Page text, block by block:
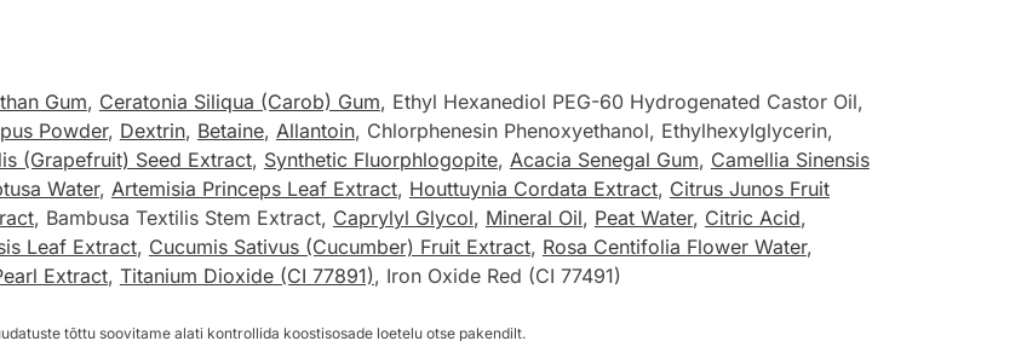
Gum, Ceratonia Siliqua (Carob) Gum, Ethyl Hexanediol PEG-60 Hydrogenated Castor Oil,
Powder, Dextrin, Betaine, Allantoin, Chlorphenesin Phenoxyethanol, EthylhexyIglycerin,
(Grapefruit) Seed Extract, Synthetic Fluorphlogopite, Acacia Senegal Gum, Camellia Sinensis
Water, Artemisia Princeps Leaf Extract, Houttuynia Cordata Extract, Citrus Junos Fruit
, Bambusa Textilis Stem Extract, Caprylyl Glycol, Mineral Oil, Peat Water, Citric Acid,
Leaf Extract, Cucumis Sativus (Cucumber) Fruit Extract, Rosa Centifolia Flower Water,
Extract, Titanium Dioxide (CI 77891), Iron Oxide Red (CI 77491)
tõttu soovitame alati kontrollida koostisosade loetelu otse pakendilt.